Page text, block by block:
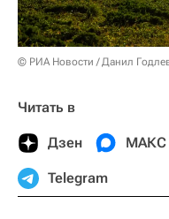
© РИА Новости / Данил
Читать в
Дзен МАКС
Telegram